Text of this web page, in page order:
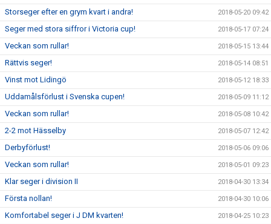
Storseger efter en grym kvart i andra! 2018-05-20 09:42
Seger med stora siffror i Victoria cup! 2018-05-17 07:24
Veckan som rullar! 2018-05-15 13:44
Rättvis seger! 2018-05-14 08:51
Vinst mot Lidingö 2018-05-12 18:33
Uddamålsförlust i Svenska cupen! 2018-05-09 11:12
Veckan som rullar! 2018-05-08 10:42
2-2 mot Hässelby 2018-05-07 12:42
Derbyförlust! 2018-05-06 09:06
Veckan som rullar! 2018-05-01 09:23
Klar seger i division II 2018-04-30 13:34
Första nollan! 2018-04-30 10:06
Komfortabel seger i J DM kvarten! 2018-04-25 10:23